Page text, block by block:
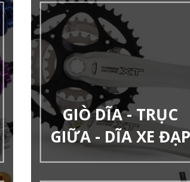
GIÒ DĨA - TRỤC
GIỮA - DĨA XE ĐẠP